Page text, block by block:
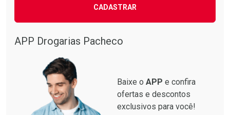
CADASTRAR
APP Drogarias Pacheco
Baixe o APP e confira
ofertas e descontos
exclusivos para você!